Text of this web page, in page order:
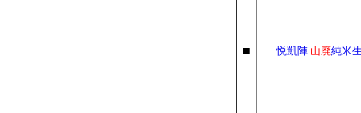
■ 悦凱陣 山廃純